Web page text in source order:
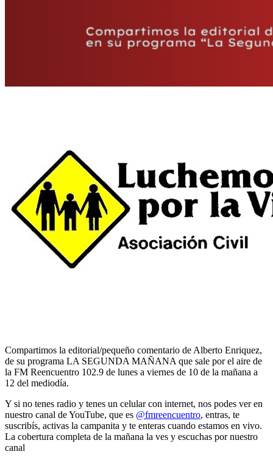
Compartimos la editorial/pequeño comentario de Alberto Enriquez,
de su programa LA SEGUNDA MAÑANA que sale por el aire de
la FM Reencuentro 102.9 de lunes a viernes de 10 de la mañana a
12 del mediodía.
Y si no tenes radio y tenes un celular con internet, nos podes ver en
nuestro canal de YouTube, que es @fmreencuentro, entras, te
suscribís, activas la campanita y te enteras cuando estamos en vivo.
La cobertura completa de la mañana la ves y escuchas por nuestro
canal